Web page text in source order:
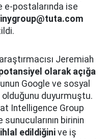
e-postalarında ise
Jeremiah
olarak açığa
Google ve sosyal
duyurmuştu.
Intelligence Group
birinin
edildiğini ve iş